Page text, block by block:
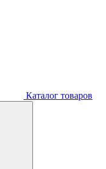
Каталог товаров